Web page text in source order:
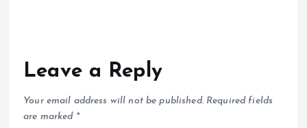
Leave a Reply
Your email address will not be published. Required fields
are marked *